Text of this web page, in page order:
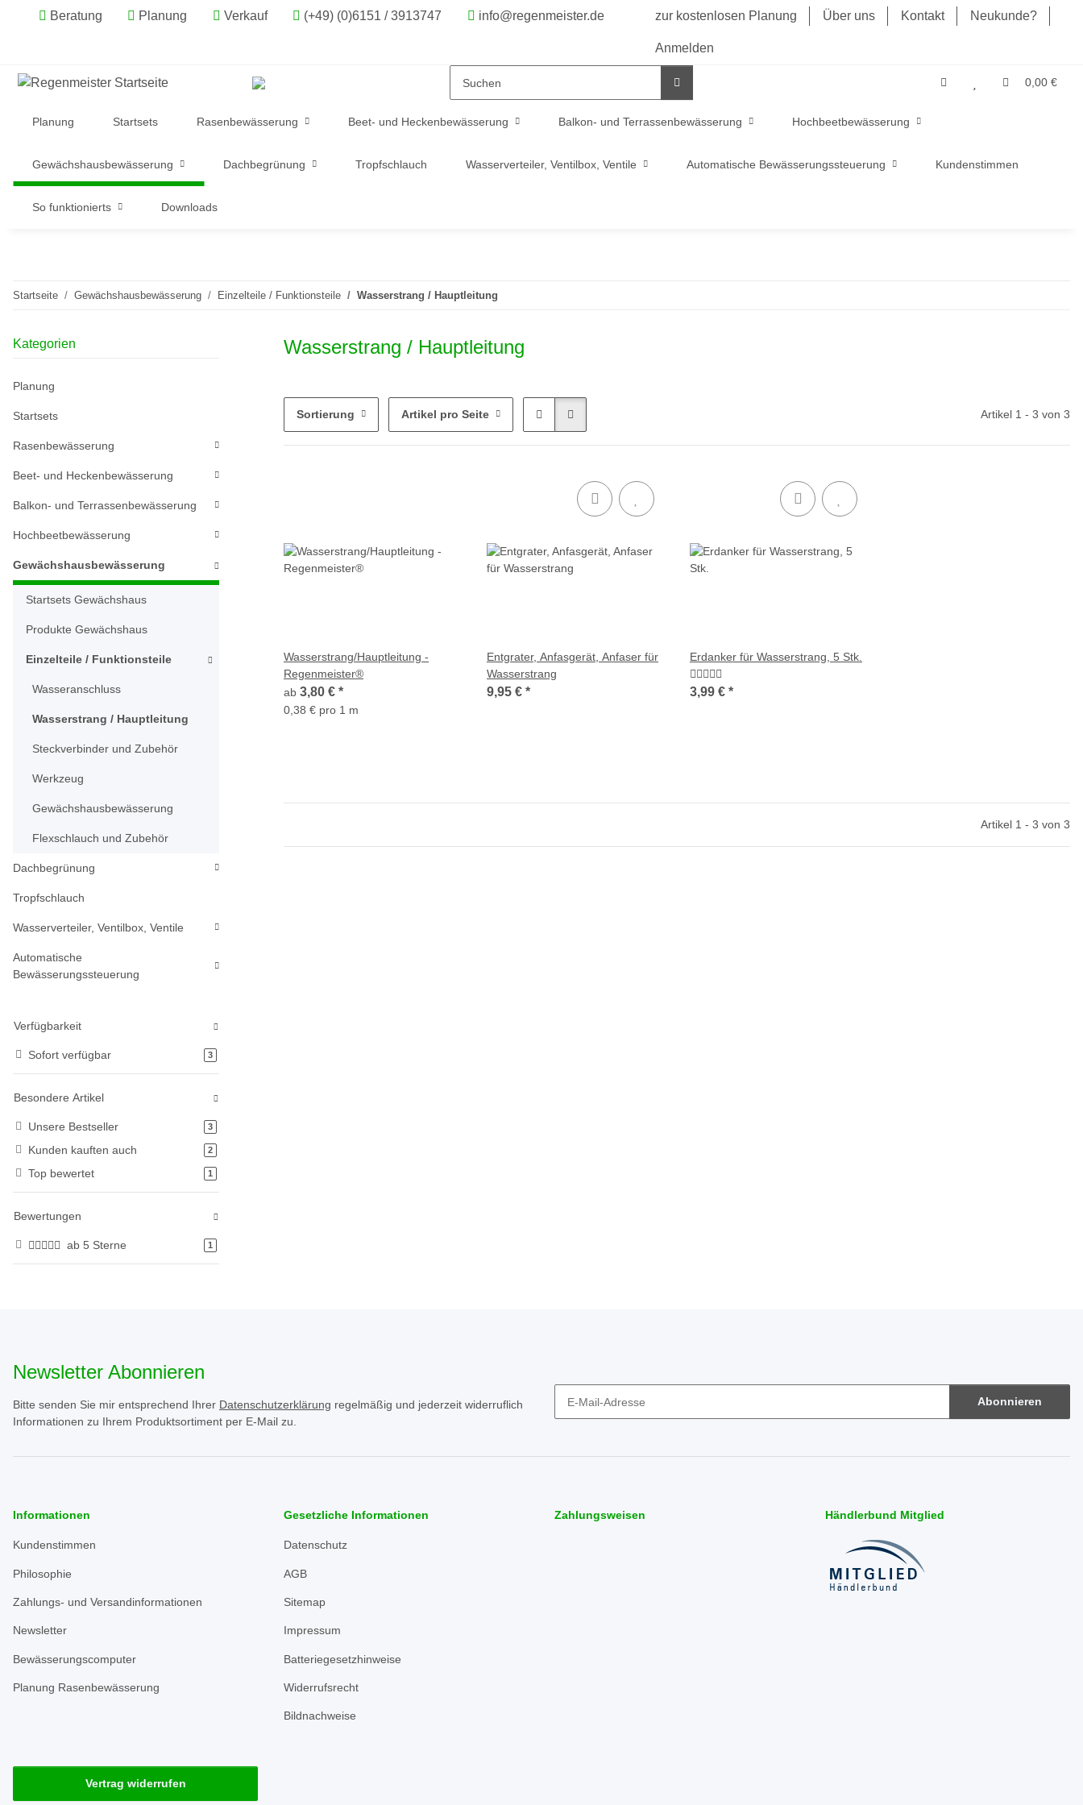
Beratung Planung Verkauf (+49) (0)6151 / 3913747 info@regenmeister.de zur kostenlosen Planung Über uns Kontakt Neukunde?
Anmelden
0,00 €
Planung Startsets Rasenbewässerung Beet- und Heckenbewässerung Balkon- und Terrassenbewässerung Hochbeetbewässerung
Gewächshausbewässerung Dachbegrünung Tropfschlauch Wasserverteiler, Ventilbox, Ventile Automatische Bewässerungssteuerung Kundenstimmen
So funktionierts Downloads
Startseite Gewächshausbewässerung Einzelteile / Funktionsteile Wasserstrang / Hauptleitung
Wasserstrang / Hauptleitung
Sortierung Artikel pro Seite Artikel 1 - 3 von 3
Wasserstrang/Hauptleitung -
Regenmeister®
ab 3,80 € *
0,38 € pro 1 m
Entgrater, Anfasgerät, Anfaser für
Wasserstrang
9,95 € *
Erdanker für Wasserstrang, 5 Stk.
3,99 € *
Artikel 1 - 3 von 3
Kategorien
Planung
Startsets
Rasenbewässerung
Beet- und Heckenbewässerung
Balkon- und Terrassenbewässerung
Hochbeetbewässerung
Gewächshausbewässerung
Startsets Gewächshaus
Produkte Gewächshaus
Einzelteile / Funktionsteile
Wasseranschluss
Wasserstrang / Hauptleitung
Steckverbinder und Zubehör
Werkzeug
Gewächshausbewässerung
Flexschlauch und Zubehör
Dachbegrünung
Tropfschlauch
Wasserverteiler, Ventilbox, Ventile
Automatische
Bewässerungssteuerung
Verfügbarkeit
Sofort verfügbar 3Artikel gefunden
Besondere Artikel
Unsere Bestseller 3Artikel gefunden
Kunden kauften auch 2Artikel gefunden
Top bewertet 1Artikel gefunden
Bewertungen
ab 5 Sterne 1Artikel gefunden
Newsletter Abonnieren
Bitte senden Sie mir entsprechend Ihrer Datenschutzerklärung regelmäßig und jederzeit widerruflich
Informationen zu Ihrem Produktsortiment per E-Mail zu.
Abonnieren
Informationen
Kundenstimmen
Philosophie
Zahlungs- und Versandinformationen
Newsletter
Bewässerungscomputer
Planung Rasenbewässerung
Gesetzliche Informationen
Datenschutz
AGB
Sitemap
Impressum
Batteriegesetzhinweise
Widerrufsrecht
Bildnachweise
Zahlungsweisen Händlerbund Mitglied
Vertrag widerrufen